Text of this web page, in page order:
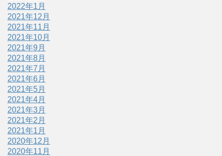
2022年1月
2021年12月
2021年11月
2021年10月
2021年9月
2021年8月
2021年7月
2021年6月
2021年5月
2021年4月
2021年3月
2021年2月
2021年1月
2020年12月
2020年11月